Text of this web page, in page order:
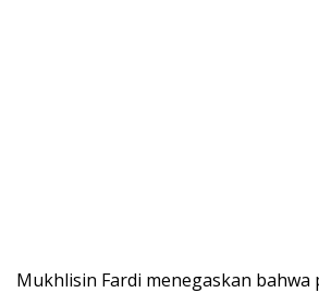
Mukhlisin Fardi menegaskan bahwa